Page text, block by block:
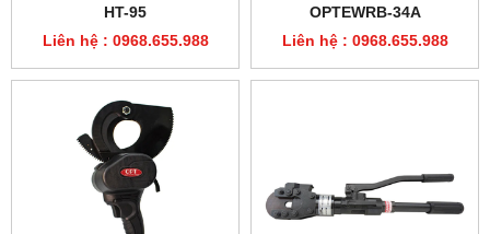
HT-95
Liên hệ : 0968.655.988
OPTEWRB-34A
Liên hệ : 0968.655.988